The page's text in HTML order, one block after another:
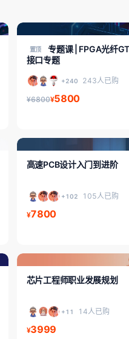
置顶
专题课 | FPGA光纤
接口专题
+240 243人已购
¥6800¥5800
高速PCB设计入门到进阶
+102 105人已购
¥7800
芯片工程师职业发展规划
+11 14人已购
¥3999